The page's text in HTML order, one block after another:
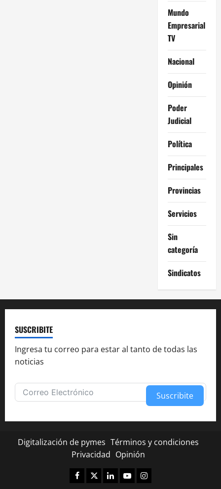
Mundo
Empresarial
TV
Nacional
Opinión
Poder
Judicial
Política
Principales
Provincias
Servicios
Sin
categoría
Sindicatos
SUSCRIBITE
Ingresa tu correo para estar al tanto de todas las
noticias
Suscribite
Digitalización de pymes Términos y condiciones
Privacidad Opinión
Facebook
TwitterLinkedinYoutubeInstagram